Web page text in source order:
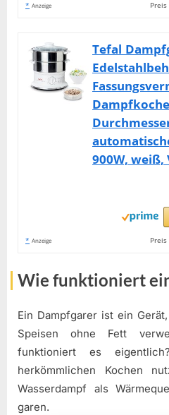
* Anzeige
Tefal
900W, weiß,
* Anzeige
Wie funktioniert
Ein Dampfgarer ist ein
Speisen ohne Fett
funktioniert es
herkömmlichen Kochen
Wasserdampf als
garen.